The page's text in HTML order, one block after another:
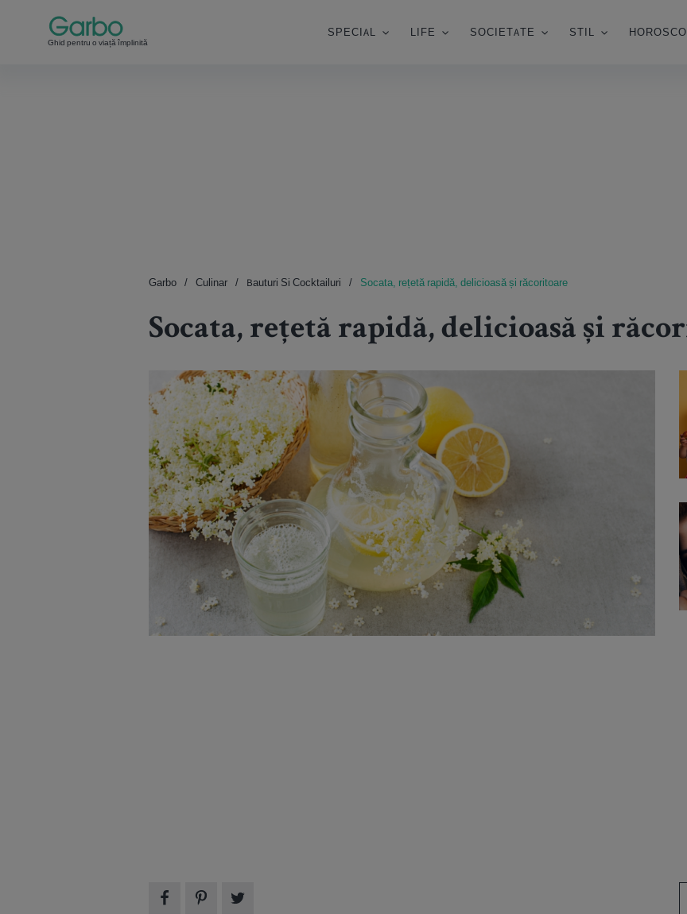
Ghid pentru o viață împlinită
SPECIAL LIFE SOCIETATE STIL
Garbo Culinar Bauturi Si Cocktailuri Socata, rețetă rapidă, delicioasă și răcoritoare
Socata, rețetă rapidă, delicioasă și